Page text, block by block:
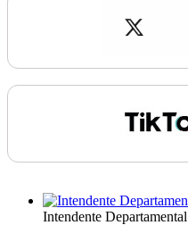
Intendente Departamental